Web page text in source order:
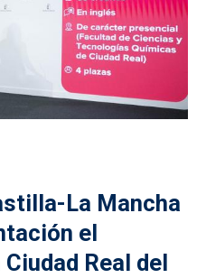
La Mancha
el
Real del